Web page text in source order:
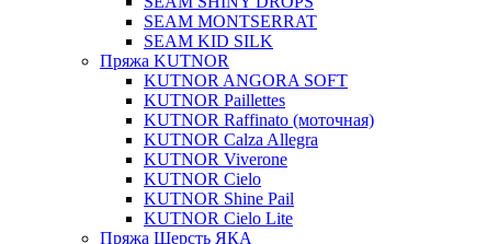
SEAM MONTSERRAT
SEAM KID SILK
Пряжа KUTNOR
KUTNOR ANGORA SOFT
KUTNOR Paillettes
KUTNOR Raffinato (моточная)
KUTNOR Calza Allegra
KUTNOR Viverone
KUTNOR Cielo
KUTNOR Shine Pail
KUTNOR Cielo Lite
Пряжа Шерсть ЯКА